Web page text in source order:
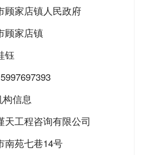
顾家店镇人民政府
顾家店镇
钰
信息
天工程咨询有限公司
南苑七巷14号